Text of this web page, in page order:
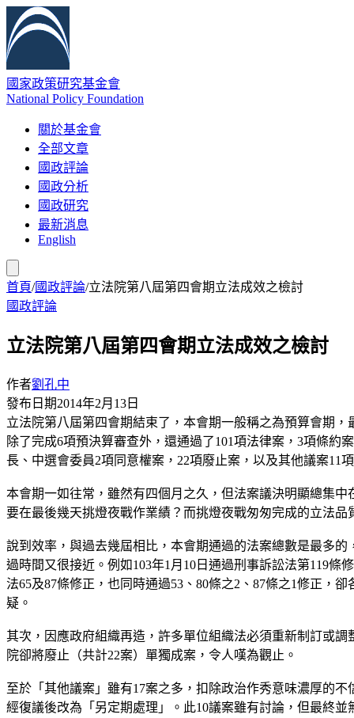
國家政策研究基金會
National Policy Foundation
關於基金會
全部文章
國政評論
國政分析
國政研究
最新消息
English
首頁/國政評論/立法院第八屆第四會期立法成效之檢討
國政評論
立法院第八屆第四會期立法成效之檢討
作者劉孔中
發布日期2014年2月13日
立法院第八屆第四會期結束了，本會期一般稱之為預算會期
除了完成6項預決算審查外，還通過了101項法律案，3項條
長、中選會委員2項同意權案，22項廢止案，以及其他議案11
本會期一如往常，雖然有四個月之久，但法案議決明顯總集
要在最後幾天挑燈夜戰作業績？而挑燈夜戰匆匆完成的立法
說到效率，與過去幾屆相比，本會期通過的法案總數是最多
過時間又很接近。例如103年1月10日通過刑事訴訟法第119條
法65及87條修正，也同時通過53、80條之2、87條之1修正，
疑。
其次，因應政府組織再造，許多單位組織法必須重新制訂或
院卻將廢止（共計22案）單獨成案，令人嘆為觀止。
至於「其他議案」雖有17案之多，扣除政治作秀意味濃厚的
經復議後改為「另定期處理」。此10議案雖有討論，但最終